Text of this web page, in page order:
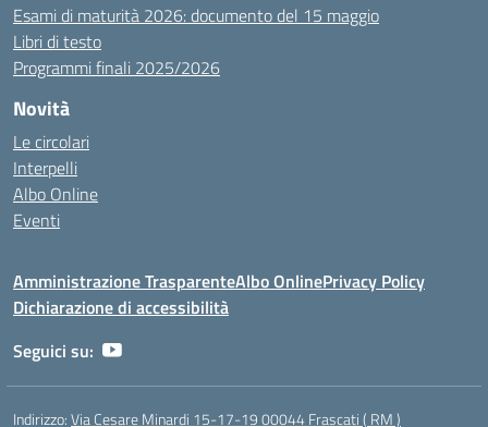
Esami di maturità 2026: documento del 15 maggio
Libri di testo
Programmi finali 2025/2026
Novità
Le circolari
Interpelli
Albo Online
Eventi
Amministrazione TrasparenteAlbo OnlinePrivacy Policy
Dichiarazione di accessibilità
Seguici su:
Indirizzo:Via Cesare Minardi 15-17-19 00044 Frascati ( RM )